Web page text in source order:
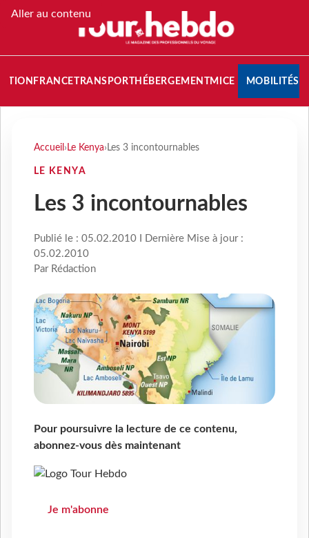
Aller au contenu
FRANCETRANSPORT HÉBERGEMENTMICE MOBILITÉS
Accueil › Le Kenya› Les 3 incontournables
LE KENYA
Les 3 incontournables
Publié le : 05.02.2010 I Dernière Mise à jour :
05.02.2010
Par Rédaction
Pour poursuivre la lecture de ce contenu,
abonnez-vous dès maintenant
Je m'abonne